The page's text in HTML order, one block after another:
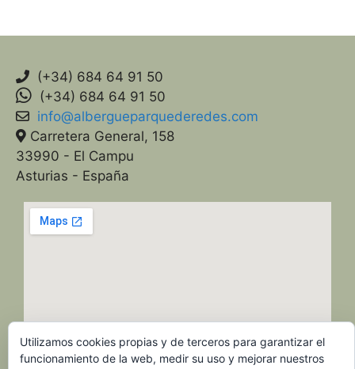
(+34) 684 64 91 50
(+34) 684 64 91 50
info@albergueparquederedes.com
Carretera General, 158
33990 - El Campu
Asturias - España
Utilizamos cookies propias y de terceros para garantizar el
funcionamiento de la web, medir su uso y mejorar nuestros